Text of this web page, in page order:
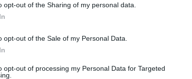
opt-out of the Sharing of my personal data.
opt-out of the Sale of my Personal Data.
opt-out of processing my Personal Data for Targeted